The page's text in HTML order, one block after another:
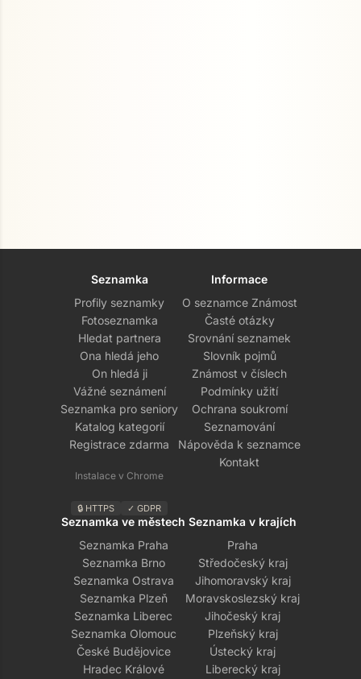
Seznamka
Profily seznamky
Fotoseznamka
Hledat partnera
Ona hledá jeho
On hledá ji
Vážné seznámení
Seznamka pro seniory
Katalog kategorií
Registrace zdarma
Instalace v Chrome
🔒 HTTPS ✓ GDPR
Informace
O seznamce Známost
Časté otázky
Srovnání seznamek
Slovník pojmů
Známost v číslech
Podmínky užití
Ochrana soukromí
Seznamování
Nápověda k seznamce
Kontakt
Seznamka ve městech
Seznamka Praha
Seznamka Brno
Seznamka Ostrava
Seznamka Plzeň
Seznamka Liberec
Seznamka Olomouc
České Budějovice
Hradec Králové
Seznamka v krajích
Praha
Středočeský kraj
Jihomoravský kraj
Moravskoslezský kraj
Jihočeský kraj
Plzeňský kraj
Ústecký kraj
Liberecký kraj